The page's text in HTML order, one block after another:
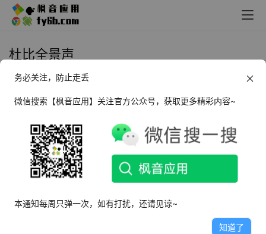
杜比全景声
Android Dolby Atmos Lite 杜比全
景声_v1.0 汉化版
2025年2月21日
务必关注，防止走丢
微信搜索【枫音应用】关注官方公众号，获取更多精彩内容~
本通知每周只弹一次，如有打扰，还请见谅~
知道了